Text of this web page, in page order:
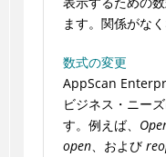
ます。関係がな
数式の変更
AppScan
ビジネス・ニー
す。例えば、
open、および